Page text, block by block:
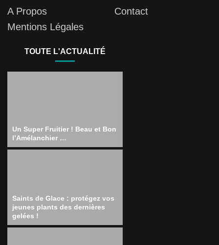
A Propos
Contact
Mentions Légales
TOUTE L'ACTUALITÉ
Un Super Fruitier ! Beau et Bon
l’Amélanchier …
Saints de Glace : protégez vos
jeunes plants des dernières
gelées !